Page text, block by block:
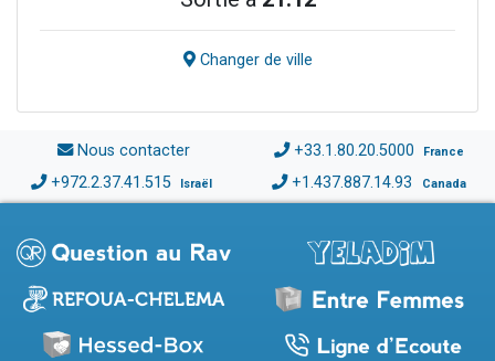
Changer de ville
Nous contacter +33.1.80.20.5000 France
+972.2.37.41.515 Israël +1.437.887.14.93 Canada